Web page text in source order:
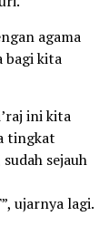
agama
bagi kita
ini kita
tingkat
sejauh
ujarnya lagi.